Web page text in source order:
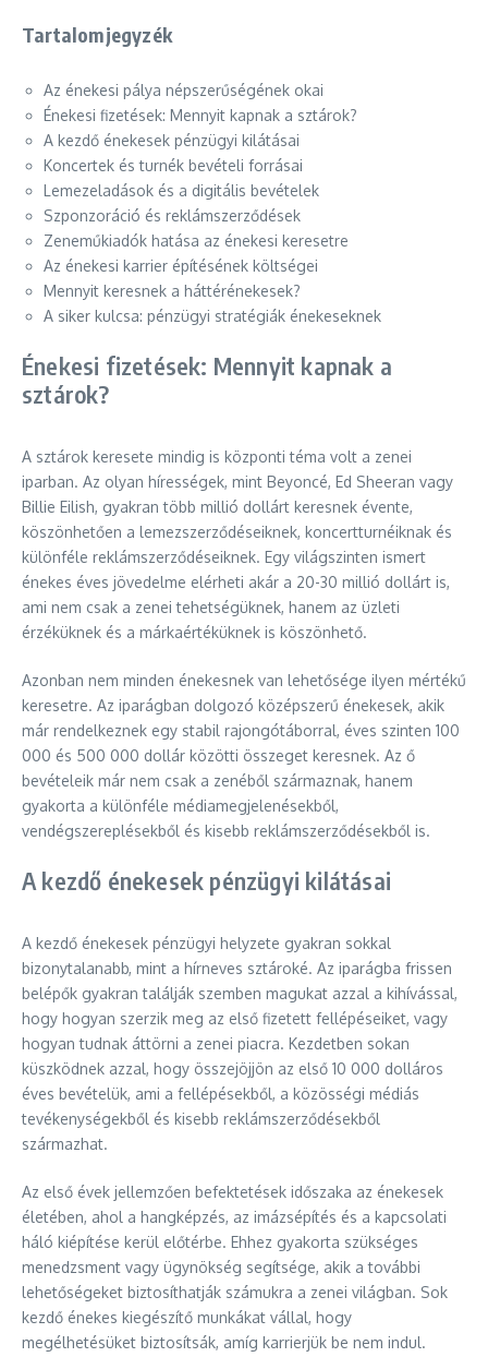
Tartalomjegyzék
Az énekesi pálya népszerűségének okai
Énekesi fizetések: Mennyit kapnak a sztárok?
A kezdő énekesek pénzügyi kilátásai
Koncertek és turnék bevételi forrásai
Lemezeladások és a digitális bevételek
Szponzoráció és reklámszerződések
Zeneműkiadók hatása az énekesi keresetre
Az énekesi karrier építésének költségei
Mennyit keresnek a háttérénekesek?
A siker kulcsa: pénzügyi stratégiák énekeseknek
Énekesi fizetések: Mennyit kapnak a
sztárok?
A sztárok keresete mindig is központi téma volt a zenei
iparban. Az olyan hírességek, mint Beyoncé, Ed Sheeran vagy
Billie Eilish, gyakran több millió dollárt keresnek évente,
köszönhetően a lemezszerződéseiknek, koncertturnéiknak és
különféle reklámszerződéseiknek. Egy világszinten ismert
énekes éves jövedelme elérheti akár a 20-30 millió dollárt is,
ami nem csak a zenei tehetségüknek, hanem az üzleti
érzéküknek és a márkaértéküknek is köszönhető.
Azonban nem minden énekesnek van lehetősége ilyen mértékű
keresetre. Az iparágban dolgozó középszerű énekesek, akik
már rendelkeznek egy stabil rajongótáborral, éves szinten 100
000 és 500 000 dollár közötti összeget keresnek. Az ő
bevételeik már nem csak a zenéből származnak, hanem
gyakorta a különféle médiamegjelenésekből,
vendégszereplésekből és kisebb reklámszerződésekből is.
A kezdő énekesek pénzügyi kilátásai
A kezdő énekesek pénzügyi helyzete gyakran sokkal
bizonytalanabb, mint a hírneves sztároké. Az iparágba frissen
belépők gyakran találják szemben magukat azzal a kihívással,
hogy hogyan szerzik meg az első fizetett fellépéseiket, vagy
hogyan tudnak áttörni a zenei piacra. Kezdetben sokan
küszködnek azzal, hogy összejöjjön az első 10 000 dolláros
éves bevételük, ami a fellépésekből, a közösségi médiás
tevékenységekből és kisebb reklámszerződésekből
származhat.
Az első évek jellemzően befektetések időszaka az énekesek
életében, ahol a hangképzés, az imázsépítés és a kapcsolati
háló kiépítése kerül előtérbe. Ehhez gyakorta szükséges
menedzsment vagy ügynökség segítsége, akik a további
lehetőségeket biztosíthatják számukra a zenei világban. Sok
kezdő énekes kiegészítő munkákat vállal, hogy
megélhetésüket biztosítsák, amíg karrierjük be nem indul.